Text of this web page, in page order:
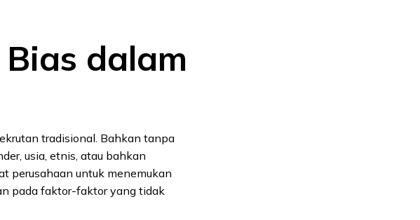
dalam
tradisional. Bahkan tanpa
usia, etnis, atau bahkan
perusahaan untuk menemukan
pada faktor-faktor yang tidak